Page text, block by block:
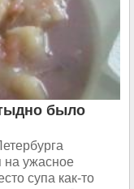
было
на ужасное
супа как-то